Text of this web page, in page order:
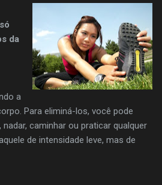
da
a
Para eliminá-los, você pode
caminhar ou praticar qualquer
de intensidade leve, mas de